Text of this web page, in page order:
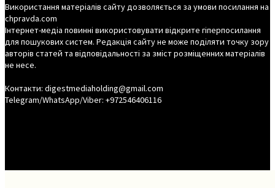
Використання матеріалів сайту дозволяється за умови посилання на
chpravda.com
Інтернет-медіа повинні використовувати відкрите гіперпосилання
для пошукових систем. Редакція сайту не може поділяти точку зору
авторів статей та відповідальності за зміст розміщенних матеріалів
не несе.
Контакти: digestmediaholding@gmail.com
Telegram/WhatsApp/Viber: +972546406116